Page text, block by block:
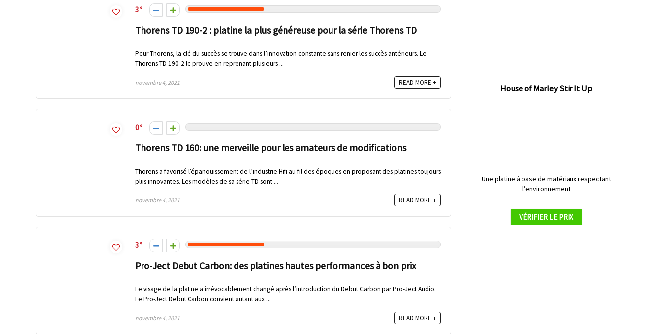
3
Thorens TD 190-2 : platine la plus généreuse pour la série Thorens TD
Pour Thorens, la clé du succès se trouve dans l’innovation constante sans renier les succès antérieurs. Le
Thorens TD 190-2 le prouve en reprenant plusieurs ...
novembre 4, 2021 READ MORE +
0
Thorens TD 160: une merveille pour les amateurs de modifications
Thorens a favorisé l’épanouissement de l’industrie Hifi au fil des époques en proposant des platines toujours
plus innovantes. Les modèles de sa série TD sont ...
novembre 4, 2021 READ MORE +
3
Pro-Ject Debut Carbon: des platines hautes performances à bon prix
Le visage de la platine a irrévocablement changé après l’introduction du Debut Carbon par Pro-Ject Audio.
Le Pro-Ject Debut Carbon convient autant aux ...
novembre 4, 2021 READ MORE +
House of Marley Stir It Up
Une platine à base de matériaux respectant
l’environnement
VÉRIFIER LE PRIX